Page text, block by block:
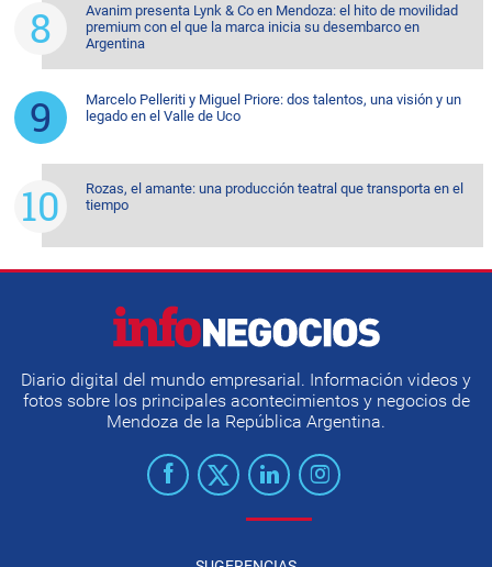
Avanim presenta Lynk & Co en Mendoza: el hito de movilidad
premium con el que la marca inicia su desembarco en
Argentina
Marcelo Pelleriti y Miguel Priore: dos talentos, una visión y un
legado en el Valle de Uco
Rozas, el amante: una producción teatral que transporta en el
tiempo
Diario digital del mundo empresarial. Información videos y
fotos sobre los principales acontecimientos y negocios de
Mendoza de la República Argentina.